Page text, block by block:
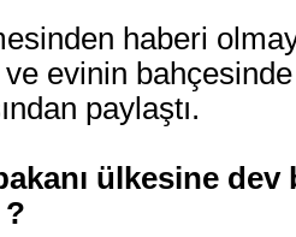
haberi
ve evinin
paylaştı.
ülkesine dev